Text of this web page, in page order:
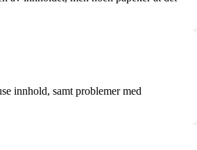
innhold, samt problemer med